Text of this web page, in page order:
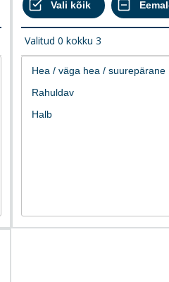
Valitud 0 kokku 3